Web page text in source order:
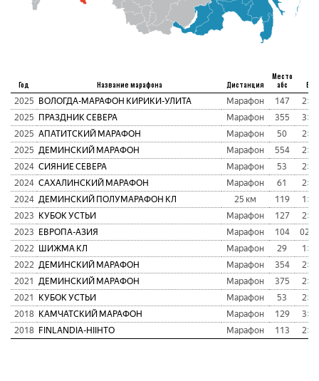
Год Название марафона Дистанция
Место
абс
2025 ВОЛОГДА-МАРАФОН КИРИКИ-УЛИТА Марафон 147
2025 ПРАЗДНИК СЕВЕРА Марафон 355
2025 АПАТИТСКИЙ МАРАФОН Марафон 50
2025 ДЕМИНСКИЙ МАРАФОН Марафон 554
2024 СИЯНИЕ СЕВЕРА Марафон 53
2024 САХАЛИНСКИЙ МАРАФОН Марафон 61
2024 ДЕМИНСКИЙ ПОЛУМАРАФОН КЛ 25 км 119
2023 КУБОК УСТЬИ Марафон 127
2023 ЕВРОПА-АЗИЯ Марафон 104
2022 ШИЖМА КЛ Марафон 29
2022 ДЕМИНСКИЙ МАРАФОН Марафон 354
2021 ДЕМИНСКИЙ МАРАФОН Марафон 375
2021
КУБОК УСТЬИ Марафон 53
2018 КАМЧАТСКИЙ МАРАФОН Марафон 129
2018 FINLANDIA-HIIHTO Марафон 113